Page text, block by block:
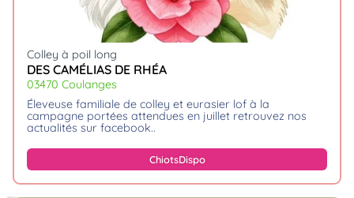
Colley à poil long
DES CAMÉLIAS DE RHÉA
03470 Coulanges
éleveuse familiale de colley et eurasier lof à la
campagne portées attendues en juillet retrouvez nos
actualités sur facebook
ChiotsDispo